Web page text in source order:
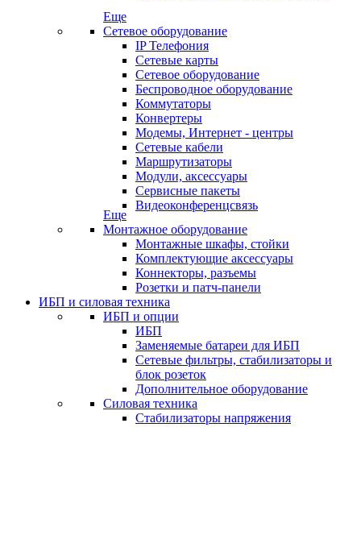
Еще
Сетевое оборудование
IP Телефония
Сетевые карты
Сетевое оборудование
Беспроводное оборудование
Коммутаторы
Конвертеры
Модемы, Интернет - центры
Сетевые кабели
Маршрутизаторы
Модули, аксессуары
Сервисные пакеты
Видеоконференцсвязь
Еще
Монтажное оборудование
Монтажные шкафы, стойки
Комплектующие аксессуары
Коннекторы, разъемы
Розетки и патч-панели
ИБП и силовая техника
ИБП и опции
ИБП
Заменяемые батареи для ИБП
Сетевые фильтры, стабилизаторы и
блок розеток
Дополнительное оборудование
Силовая техника
Стабилизаторы напряжения